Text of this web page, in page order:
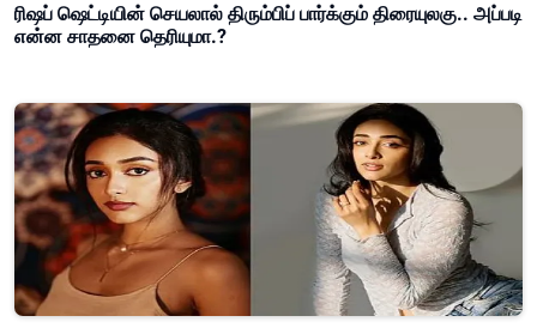
ரிஷப் ஷெட்டியின் செயலால் திரும்பிப் பார்க்கும் திரையுலகு.. அப்படி
என்ன சாதனை தெரியுமா.?